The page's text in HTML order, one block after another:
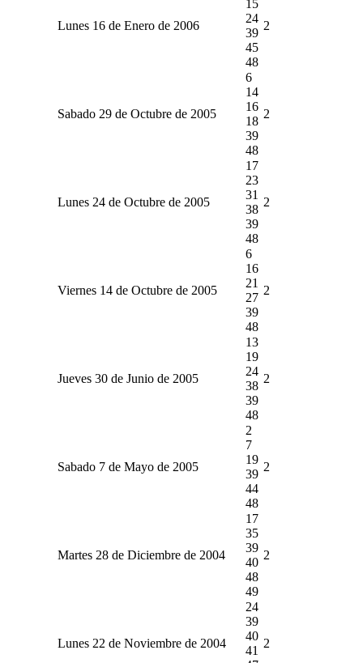
Lunes 16 de Enero de 2006
15
24
39
45
48
2
Sabado 29 de Octubre de 2005
6
14
16
18
39
48
2
Lunes 24 de Octubre de 2005
17
23
31
38
39
48
2
Viernes 14 de Octubre de 2005
6
16
21
27
39
48
2
Jueves 30 de Junio de 2005
13
19
24
38
39
48
2
Sabado 7 de Mayo de 2005
2
7
19
39
44
48
2
Martes 28 de Diciembre de 2004
17
35
39
40
48
49
2
Lunes 22 de Noviembre de 2004
24
39
40
41
2